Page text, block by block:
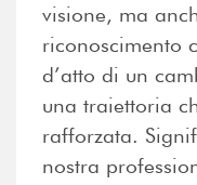
visione, ma
riconoscimento
d’atto di un
una traiettoria
rafforzata.
nostra